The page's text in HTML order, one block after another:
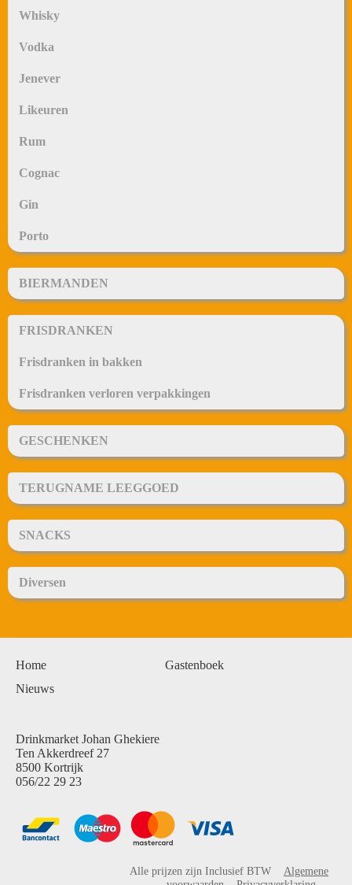
Whisky
Vodka
Jenever
Likeuren
Rum
Cognac
Gin
Porto
BIERMANDEN
FRISDRANKEN
Frisdranken in bakken
Frisdranken verloren verpakkingen
GESCHENKEN
TERUGNAME LEEGGOED
SNACKS
Diversen
Home
Gastenboek
Nieuws
Drinkmarket Johan Ghekiere
Ten Akkerdreef 27
8500 Kortrijk
056/22 29 23
Alle prijzen zijn Inclusief BTW
Algemene